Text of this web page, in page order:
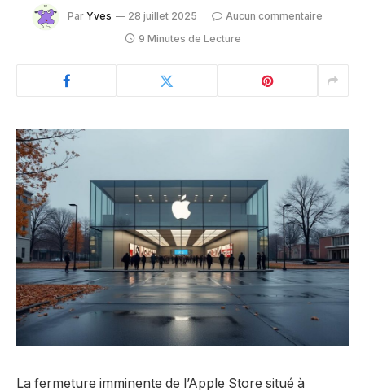
Par Yves 28 juillet 2025
Aucun commentaire
9 Minutes de Lecture
La fermeture imminente de l’Apple Store situé à